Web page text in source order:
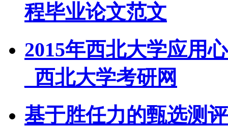
程毕业论文范文
2015年西北大学应用
_西北大学考研网
基于胜任力的甄选测